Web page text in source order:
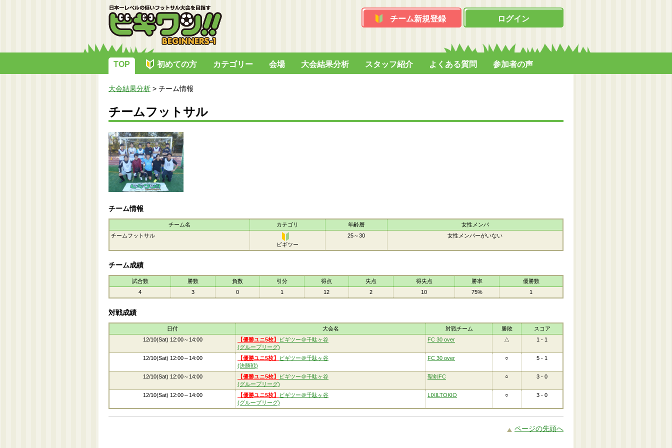
チーム新規登録 ログイン
TOP 初めての方 カテゴリー 会場 大会結果分析 スタッフ紹介 よくある質問 参加者の声
大会結果分析 > チーム情報
チームフットサル
チーム情報
チーム名 カテゴリ 年齢層
女性メンバ
チームフットサル
ビギ
ツー
ビギツー
25～30 女性メンバーがいない
チーム成績
試合数 勝数 負数 引分 得点 失点 得失点 勝率
優勝数
4
3 0 1 12 2 10 75% 1
対戦成績
日付 大会名 対戦チーム 勝敗
スコア
12/10(Sat) 12:00～14:00
【優勝ユニ5枚】
ビギツー＠千駄ヶ谷
(グループリーグ)
FC 30 over △ 1 - 1
12/10(Sat) 12:00～14:00 【優勝ユニ5枚】
ビギツー＠千駄ヶ谷
(決勝戦)
FC 30 over ○ 5 - 1
12/10(Sat) 12:00～14:00 【優勝ユニ5枚】
ビギツー＠千駄ヶ谷
(グループリーグ)
聖剣FC ○ 3 - 0
12/10(Sat) 12:00～14:00 【優勝ユニ5枚】
ビギツー＠千駄ヶ谷
(グループリーグ)
LIXILTOKIO ○ 3 - 0
ページの先頭へ